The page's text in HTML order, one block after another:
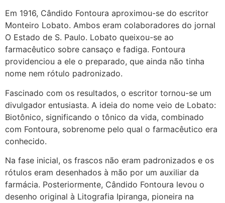
Em 1916, Cândido Fontoura aproximou-se do escritor
Monteiro Lobato. Ambos eram colaboradores do jornal
O Estado de S. Paulo. Lobato queixou-se ao
farmacêutico sobre cansaço e fadiga. Fontoura
providenciou a ele o preparado, que ainda não tinha
nome nem rótulo padronizado.
Fascinado com os resultados, o escritor tornou-se um
divulgador entusiasta. A ideia do nome veio de Lobato:
Biotônico, significando o tônico da vida, combinado
com Fontoura, sobrenome pelo qual o farmacêutico era
conhecido.
Na fase inicial, os frascos não eram padronizados e os
rótulos eram desenhados à mão por um auxiliar da
farmácia. Posteriormente, Cândido Fontoura levou o
desenho original à Litografia Ipiranga, pioneira na